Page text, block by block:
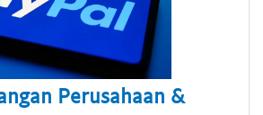
Perusahaan &